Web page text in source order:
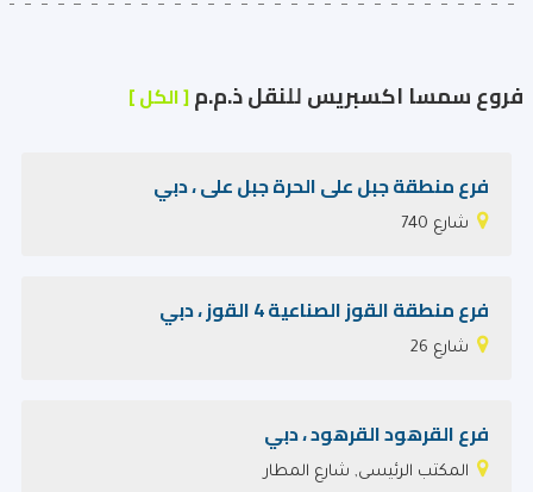
فروع سمسا اكسبريس للنقل ذ.م.م[ الكل ]
فرع منطقة جبل على الحرة جبل على ، دبي
شارع 740
فرع منطقة القوز الصناعية 4 القوز ، دبي
شارع 26
فرع القرهود‎ القرهود‎ ، دبي
المكتب الرئيسى, شارع المطار